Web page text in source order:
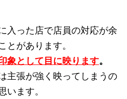
入った店で店員の対応が余
とがあります。
象として目に映ります。
主張が強く映ってしまうの
います。